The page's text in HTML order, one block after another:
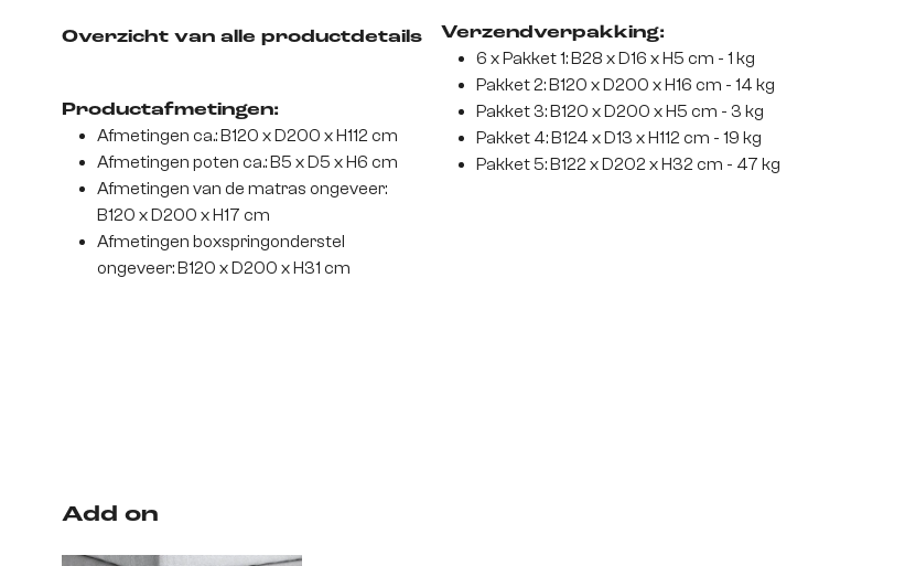
Overzicht van alle productdetails
Productafmetingen:
Afmetingen ca.: B120 x D200 x H112 cm
Afmetingen poten ca.: B5 x D5 x H6 cm
Afmetingen van de matras ongeveer:
B120 x D200 x H17 cm
Afmetingen boxspringonderstel
ongeveer: B120 x D200 x H31 cm
Verzendverpakking:
6 x Pakket 1: B28 x D16 x H5 cm - 1 kg
Pakket 2: B120 x D200 x H16 cm - 14 kg
Pakket 3: B120 x D200 x H5 cm - 3 kg
Pakket 4: B124 x D13 x H112 cm - 19 kg
Pakket 5: B122 x D202 x H32 cm - 47 kg
Add on